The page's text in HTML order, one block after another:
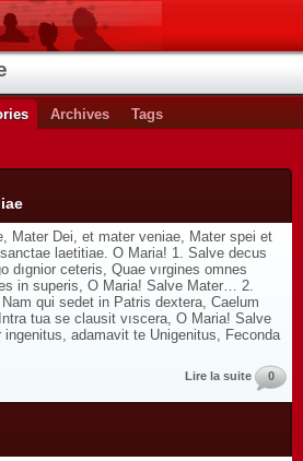
Archives Tags
Mater Dei, et mater veniae, Mater spei et
laetitiae. O Maria! 1. Salve decus
dıgnior ceteris, Quae vırgines omnes
in superis, O Maria! Salve Mater… 2.
qui sedet in Patris dextera, Caelum
tua se clausit vıscera, O Maria! Salve
adamavit te Unigenitus, Feconda
Lire la suite 0